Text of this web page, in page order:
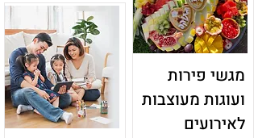
מגשי פירות
ועוגות מעוצבות
לאירועים